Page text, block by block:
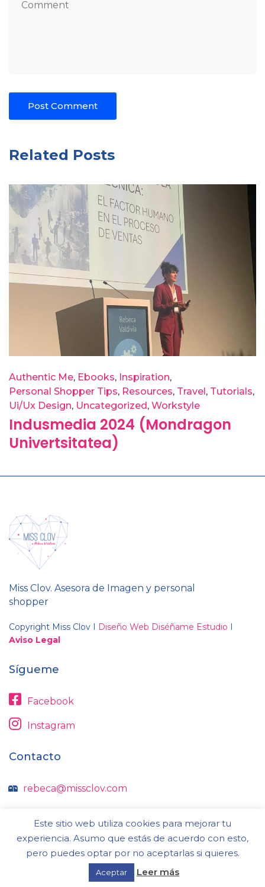
Related Posts
Authentic Me Ebooks
Inspiration
Personal Shopper Tips Resources Travel
Tutorials
Ui/Ux Design Uncategorized Workstyle
Indusmedia 2024 (Mondragon
Univertsitatea)
Miss Clov. Asesora de Imagen y personal
shopper
Copyright Miss Clov I Diseño Web Diséñame Estudio I
Aviso Legal
Sígueme
Facebook
Instagram
Contacto
rebeca@missclov.com
© Miss Clov
Este sitio web utiliza cookies para mejorar tu
experiencia. Asumo que estás de acuerdo con esto,
pero puedes optar por no aceptarlas si quieres.
Aceptar Leer más